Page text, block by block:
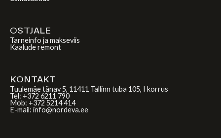
OSTJALE
Tarneinfo ja makseviis
Kaalude remont
KONTAKT
Tuulemäe tänav 5, 11411 Tallinn tuba 105, I korrus
Tel: +372 6211 790
Mob: +372 5214 414
E-mail: info@nordeva.ee